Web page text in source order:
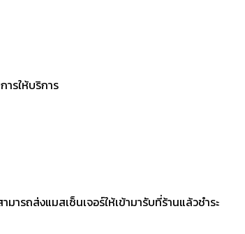
ารให้บริการ
รถส่งแมสเซ็นเจอร์ให้เข้ามารับที่ร้านแล้วชำระ